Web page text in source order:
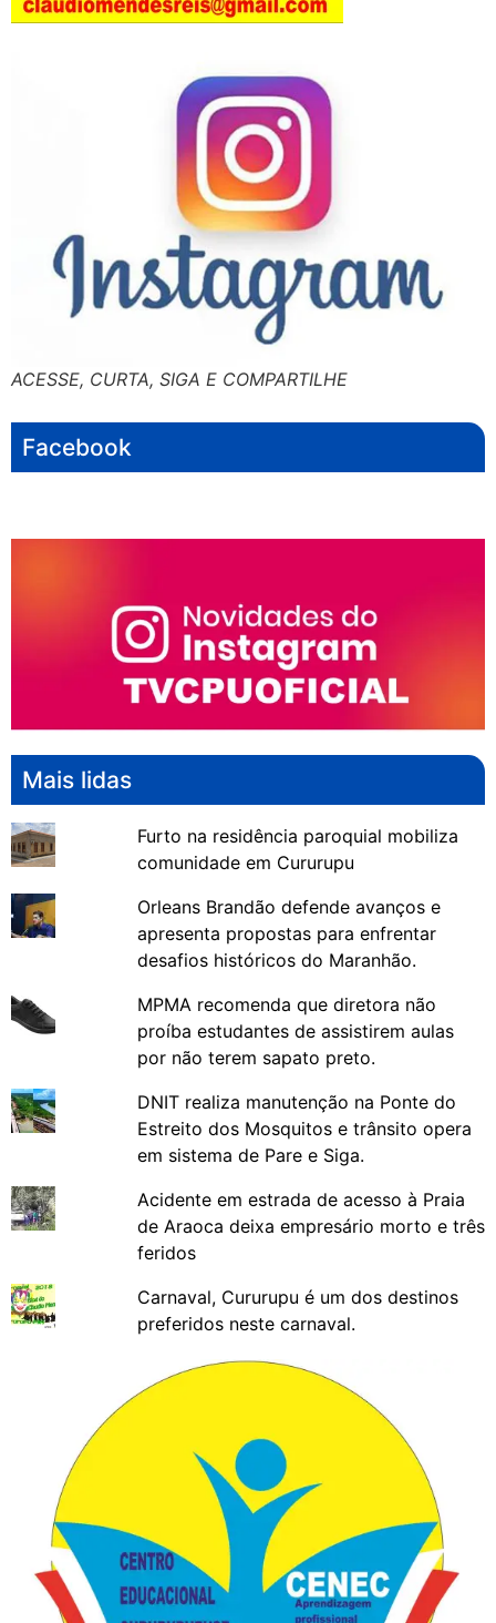
ACESSE, CURTA, SIGA E COMPARTILHE
Facebook
Mais lidas
Furto na residência paroquial mobiliza
comunidade em Cururupu
Orleans Brandão defende avanços e
apresenta propostas para enfrentar
desafios históricos do Maranhão.
MPMA recomenda que diretora não
proíba estudantes de assistirem aulas
por não terem sapato preto.
DNIT realiza manutenção na Ponte do
Estreito dos Mosquitos e trânsito opera
em sistema de Pare e Siga.
Acidente em estrada de acesso à Praia
de Araoca deixa empresário morto e três
feridos
Carnaval, Cururupu é um dos destinos
preferidos neste carnaval.